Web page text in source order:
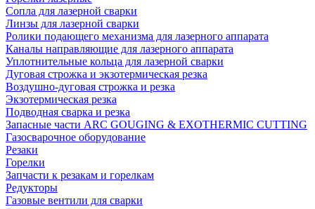
Сопла для лазерной сварки
Линзы для лазерной сварки
Ролики подающего механизма для лазерного аппарата
Каналы направляющие для лазерного аппарата
Уплотнительные кольца для лазерной сварки
Дуговая строжка и экзотермическая резка
Воздушно-дуговая строжка и резка
Экзотермическая резка
Подводная сварка и резка
Запасные части ARC GOUGING & EXOTHERMIC CUTTING
Газосварочное оборудование
Резаки
Горелки
Запчасти к резакам и горелкам
Редукторы
Газовые вентили для сварки